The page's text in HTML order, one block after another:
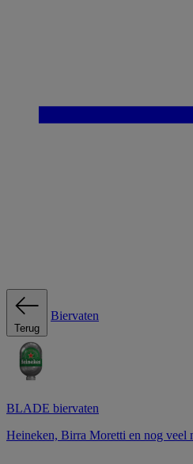
Terug
Biervaten
BLADE biervaten
Heineken, Birra Moretti en nog veel